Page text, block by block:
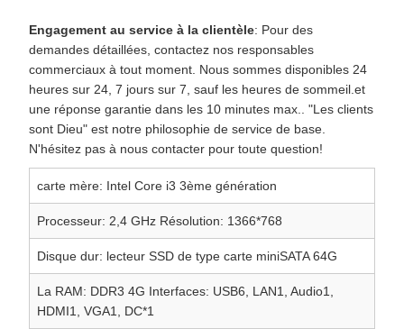
Engagement au service à la clientèle: Pour des
demandes détaillées, contactez nos responsables
commerciaux à tout moment. Nous sommes disponibles 24
heures sur 24, 7 jours sur 7, sauf les heures de sommeil.et
une réponse garantie dans les 10 minutes max.. "Les clients
sont Dieu" est notre philosophie de service de base.
N'hésitez pas à nous contacter pour toute question!
carte mère: Intel Core i3 3ème génération
Processeur: 2,4 GHz Résolution: 1366*768
Disque dur: lecteur SSD de type carte miniSATA 64G
La RAM: DDR3 4G Interfaces: USB6, LAN1, Audio1,
HDMI1, VGA1, DC*1